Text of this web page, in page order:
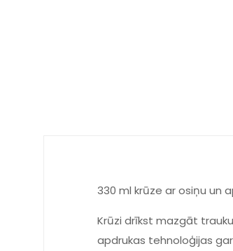
330 ml krūze ar osiņu un
Krūzi drīkst mazgāt
apdrukas tehnoloģijas